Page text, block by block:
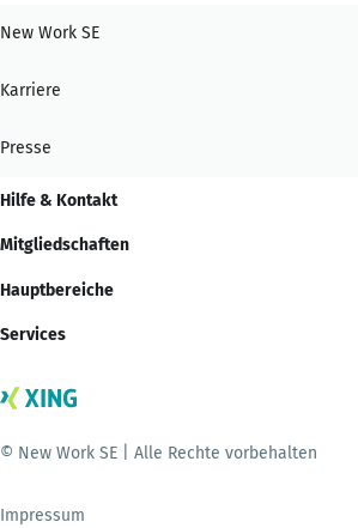
New Work SE
Karriere
Presse
Hilfe & Kontakt
Mitgliedschaften
Hauptbereiche
Services
© New Work SE | Alle Rechte vorbehalten
Impressum